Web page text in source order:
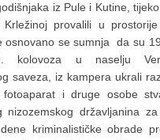
iz Pule i Kutine,
provalili u prostorije
osnovano se sumnja da su
kolovoza u naselju
saveza, iz kampera ukrali
fotoaparat i druge osobe
nizozemskog državljanina
kriminalističke obrade